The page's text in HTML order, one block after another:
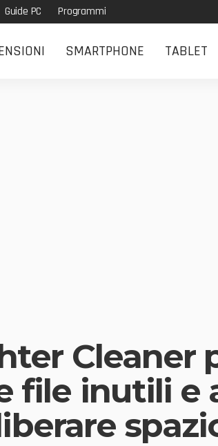
Guide PC Programmi
SMARTPHONE TABLET
Cleaner
file inutili e